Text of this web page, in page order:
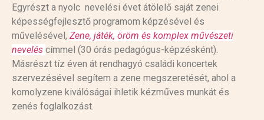
Egyrészt a nyolc nevelési évet átölelő saját zenei
képességfejlesztő programom képzésével és
művelésével, Zene, játék, öröm és komplex művészeti
nevelés címmel (30 órás pedagógus-képzésként).
Másrészt tíz éven át rendhagyó családi koncertek
szervezésével segítem a zene megszeretését, ahol a
komolyzene kiválóságai ihletik kézműves munkát és
zenés foglalkozást.